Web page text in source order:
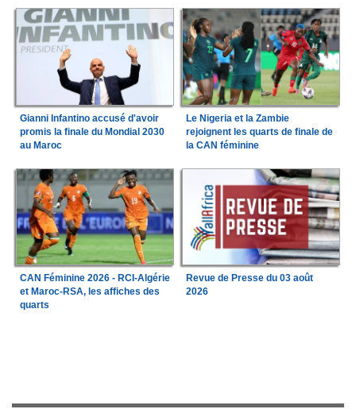
Gianni Infantino accusé d'avoir
promis la finale du Mondial 2030
au Maroc
Le Nigeria et la Zambie
rejoignent les quarts de finale de
la CAN féminine
CAN Féminine 2026 - RCI-Algérie
et Maroc-RSA, les affiches des
quarts
Revue de Presse du 03 août
2026